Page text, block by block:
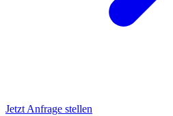
Jetzt Anfrage stellen